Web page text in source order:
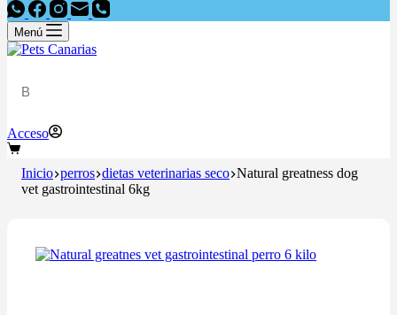
Menú
Acceso
Inicio perros dietas veterinarias seco Natural greatness dog
vet gastrointestinal 6kg